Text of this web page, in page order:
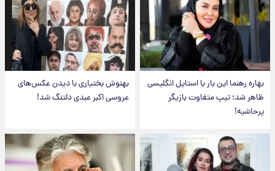
بهاره رهنما این بار با استایل انگلیسی
ظاهر شد؛ تیپ متفاوت بازیگر
پرحاشیه!
بهنوش بختیاری با دیدن عکس‌های
عروسی اکبر عبدی دلتنگ شد!